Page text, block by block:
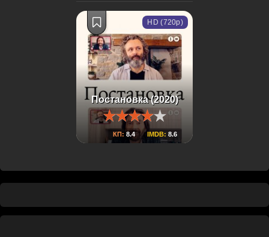
Постановка (2020)
КП: 8.4 IMDB: 8.6
HD (720p)